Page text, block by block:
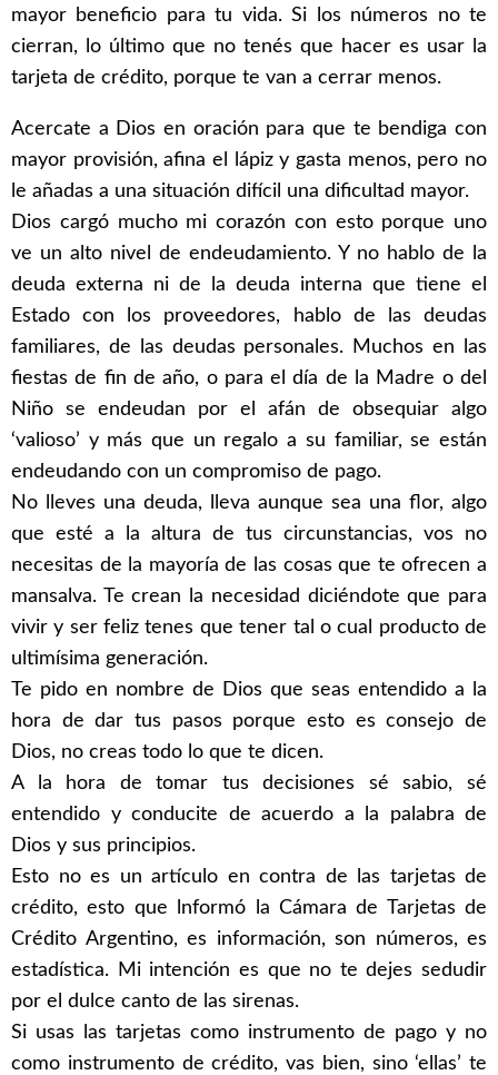
mayor beneficio para tu vida. Si los números no te
cierran, lo último que no tenés que hacer es usar la
tarjeta de crédito, porque te van a cerrar menos.
Acercate a Dios en oración para que te bendiga con
mayor provisión, afina el lápiz y gasta menos, pero no
le añadas a una situación difícil una dificultad mayor.
Dios cargó mucho mi corazón con esto porque uno
ve un alto nivel de endeudamiento. Y no hablo de la
deuda externa ni de la deuda interna que tiene el
Estado con los proveedores, hablo de las deudas
familiares, de las deudas personales. Muchos en las
fiestas de fin de año, o para el día de la Madre o del
Niño se endeudan por el afán de obsequiar algo
‘valioso’ y más que un regalo a su familiar, se están
endeudando con un compromiso de pago.
No lleves una deuda, lleva aunque sea una flor, algo
que esté a la altura de tus circunstancias, vos no
necesitas de la mayoría de las cosas que te ofrecen a
mansalva. Te crean la necesidad diciéndote que para
vivir y ser feliz tenes que tener tal o cual producto de
ultimísima generación.
Te pido en nombre de Dios que seas entendido a la
hora de dar tus pasos porque esto es consejo de
Dios, no creas todo lo que te dicen.
A la hora de tomar tus decisiones sé sabio, sé
entendido y conducite de acuerdo a la palabra de
Dios y sus principios.
Esto no es un artículo en contra de las tarjetas de
crédito, esto que lnformó la Cámara de Tarjetas de
Crédito Argentino, es información, son números, es
estadística. Mi intención es que no te dejes sedudir
por el dulce canto de las sirenas.
Si usas las tarjetas como instrumento de pago y no
como instrumento de crédito, vas bien, sino ‘ellas’ te